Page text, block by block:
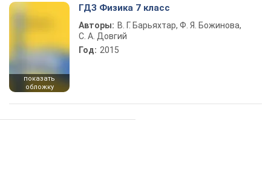
показать
обложку
ГДЗ Физика 7 класс
Авторы: В. Г. Барьяхтар, Ф. Я. Божинова,
С. А. Довгий
Год: 2015